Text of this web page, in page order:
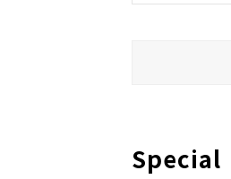
Special